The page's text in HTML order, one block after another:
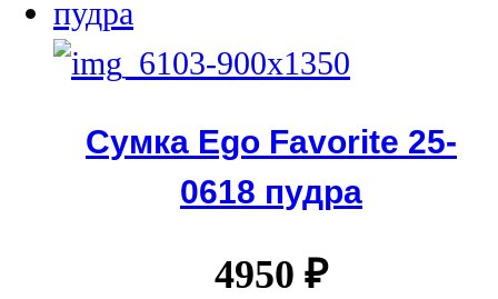
Сумка Ego Favorite 25-
0618 пудра
4950 ₽